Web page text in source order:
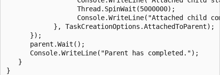
                  Thread.SpinWait(5000000);
Console.WriteLine("Attached child
            }, TaskCreationOptions.AttachedToParent);
      });
      parent.Wait();
      Console.WriteLine("Parent has completed.");
   }
}